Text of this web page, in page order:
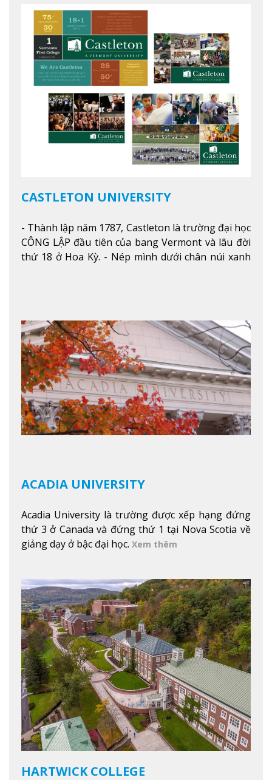
nghiệp ở Mỹ, #7 thành phố an toàn nhất trên Thế
Xem thêm
CASTLETON UNIVERSITY
- Thành lập năm 1787, Castleton là trường đại học
CÔNG LẬP đầu tiên của bang Vermont và lâu đời
thứ 18 ở Hoa Kỳ. - Nép mình dưới chân núi xanh
tuyết của trường, sinh viên có thể thưởng thức vẻ
đẹp tự nhiên của Vermont từ mọi góc trong
khuôn viên trường.Xem thêm
ACADIA UNIVERSITY
Acadia University là trường được xếp hạng đứng
thứ 3 ở Canada và đứng thứ 1 tại Nova Scotia về
giảng dạy ở bậc đại học. Xem thêm
HARTWICK COLLEGE